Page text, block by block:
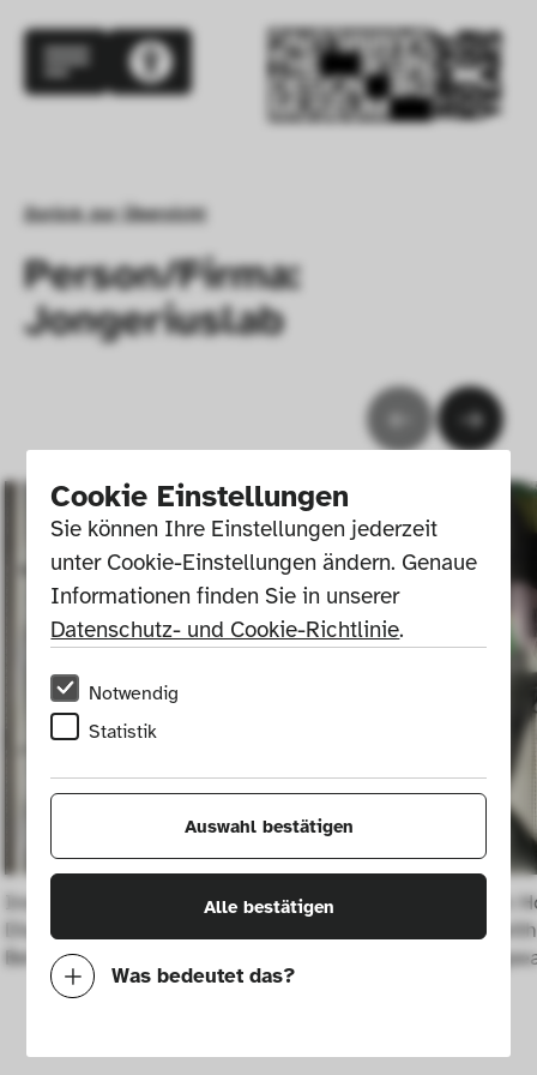
Cookie Einstellungen
Sie können Ihre Einstellungen jederzeit
unter Cookie-Einstellungen ändern. Genaue
Informationen finden Sie in unserer
Datenschutz- und Cookie-Richtlinie.
Notwendig
Statistik
Auswahl bestätigen
Alle bestätigen
Was bedeutet das?
Mit diesen Cookies können wir durch
Zurück zur Übersicht
Person/Firma:
Jongeriuslab
Installation How to entertain a vivid
Dialogue with the Archive?, A Search
Behind Appearances
Installation
Dialogue
Behind